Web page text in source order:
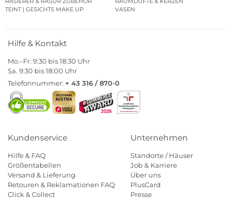
TEINT | GESICHTS MAKE UP
VASEN
Hilfe & Kontakt
Mo.–Fr. 9:30 bis 18:30 Uhr
Sa. 9:30 bis 18:00 Uhr
Telefonnummer: + 43 316 / 870-0
Kundenservice
Hilfe & FAQ
Größentabellen
Versand & Lieferung
Retouren & Reklamationen FAQ
Click & Collect
Unternehmen
Standorte / Häuser
Job & Karriere
Über uns
PlusCard
Presse